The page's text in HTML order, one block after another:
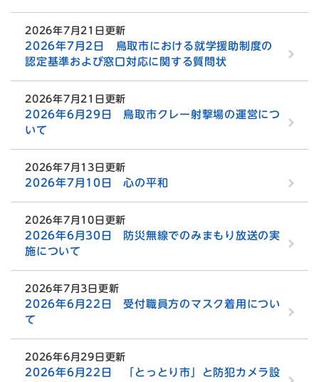
2026年7月21日更新
2026年7月2日 鳥取市における就学援助制度の
認定基準および窓口対応に関する質問状
2026年7月21日更新
2026年6月29日 鳥取市クレー射撃場の運営につ
いて
2026年7月13日更新
2026年7月10日 心の平和
2026年7月10日更新
2026年6月30日 防災無線でのみまもり放送の実
施について
2026年7月3日更新
2026年6月22日 受付職員方のマスク着用につい
て
2026年6月29日更新
2026年6月22日 「とっとり市」と防犯カメラ設